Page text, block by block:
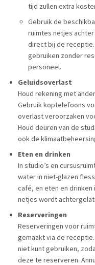
tijd zullen extra
Gebruik de
ruimtes netjes
direct bij de
gebruiken zonder
personeel.
Geluidsoverlast
Houd rekening met
Gebruik koptelefoons
overlast veroorzaken
Houd deuren van de
ook de
Eten en drinken
In studio’s en
water in niet-glazen
café, en eten en
netjes wordt
Reserveringen
Reserveringen voor
gemaakt via de
niet kunt gebruiken,
deze te reserveren.